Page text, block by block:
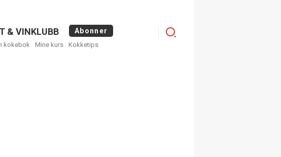
& VINKLUBB Abonner
kokebok Mine kurs Kokketips
Logg